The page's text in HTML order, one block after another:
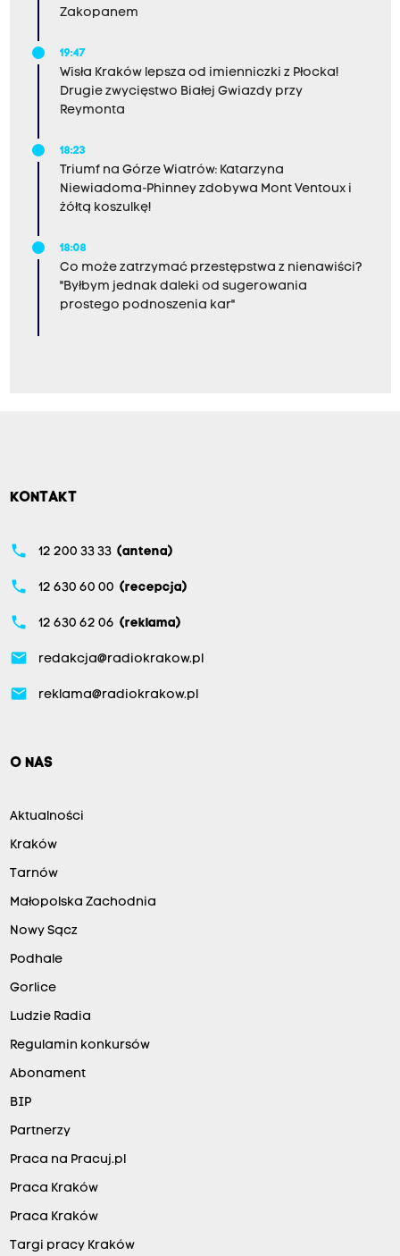
Zakopanem
19:47
Wisła Kraków lepsza od imienniczki z Płocka!
Drugie zwycięstwo Białej Gwiazdy przy
Reymonta
18:23
Triumf na Górze Wiatrów: Katarzyna
Niewiadoma-Phinney zdobywa Mont Ventoux i
żółtą koszulkę!
18:08
Co może zatrzymać przestępstwa z nienawiści?
"Byłbym jednak daleki od sugerowania
prostego podnoszenia kar"
KONTAKT
phone 12 200 33 33 (antena)
phone 12 630 60 00 (recepcja)
phone 12 630 62 06 (reklama)
email redakcja@radiokrakow.pl
email reklama@radiokrakow.pl
O NAS
Aktualności
Kraków
Tarnów
Małopolska Zachodnia
Nowy Sącz
Podhale
Gorlice
Ludzie Radia
Regulamin konkursów
Abonament
BIP
Partnerzy
Praca na Pracuj.pl
Praca Kraków
Praca Kraków
Targi pracy Kraków